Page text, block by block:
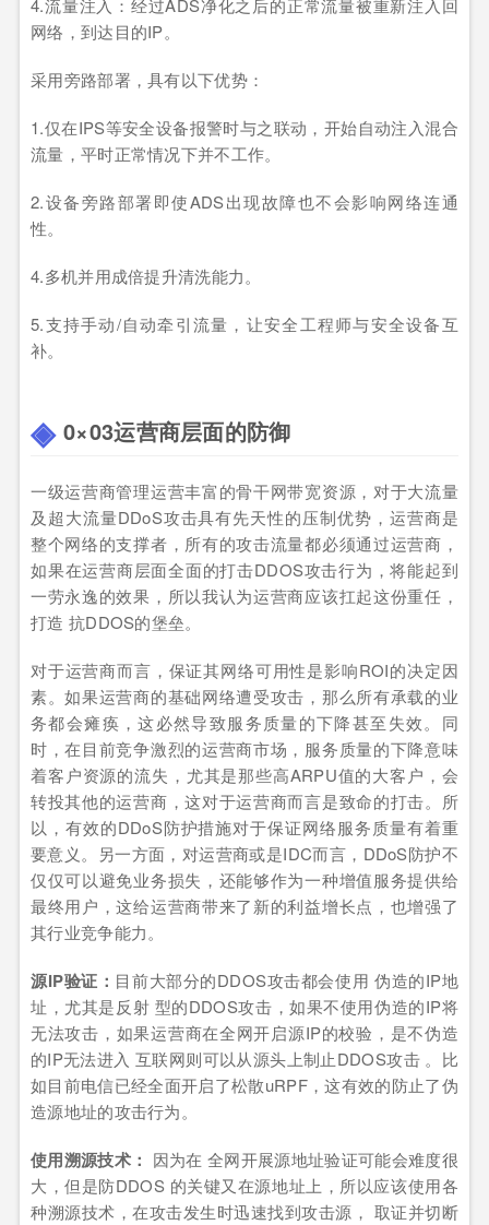
4.流量注入：经过ADS净化之后的正常流量被重新注入回
网络，到达目的IP。
采用旁路部署，具有以下优势：
1.仅在IPS等安全设备报警时与之联动，开始自动注入混合
流量，平时正常情况下并不工作。
2.设备旁路部署即使ADS出现故障也不会影响网络连通
性。
4.多机并用成倍提升清洗能力。
5.支持手动/自动牵引流量，让安全工程师与安全设备互
补。
0×03运营商层面的防御
一级运营商管理运营丰富的骨干网带宽资源，对于大流量
及超大流量DDoS攻击具有先天性的压制优势，运营商是
整个网络的支撑者，所有的攻击流量都必须通过运营商，
如果在运营商层面全面的打击DDOS攻击行为，将能起到
一劳永逸的效果，所以我认为运营商应该扛起这份重任，
打造 抗DDOS的堡垒。
对于运营商而言，保证其网络可用性是影响ROI的决定因
素。如果运营商的基础网络遭受攻击，那么所有承载的业
务都会瘫痪，这必然导致服务质量的下降甚至失效。同
时，在目前竞争激烈的运营商市场，服务质量的下降意味
着客户资源的流失，尤其是那些高ARPU值的大客户，会
转投其他的运营商，这对于运营商而言是致命的打击。所
以，有效的DDoS防护措施对于保证网络服务质量有着重
要意义。另一方面，对运营商或是IDC而言，DDoS防护不
仅仅可以避免业务损失，还能够作为一种增值服务提供给
最终用户，这给运营商带来了新的利益增长点，也增强了
其行业竞争能力。
源IP验证： 目前大部分的DDOS攻击都会使用 伪造的IP地
址，尤其是反射 型的DDOS攻击，如果不使用伪造的IP将
无法攻击，如果运营商在全网开启源IP的校验，是不伪造
的IP无法进入 互联网则可以从源头上制止DDOS攻击 。比
如目前电信已经全面开启了松散uRPF，这有效的防止了伪
造源地址的攻击行为。
使用溯源技术： 因为在 全网开展源地址验证可能会难度很
大，但是防DDOS 的关键又在源地址上，所以应该使用各
种溯源技术，在攻击发生时迅速找到攻击源， 取证并切断